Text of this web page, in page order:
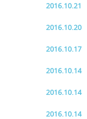
2016.10.21
2016.10.20
2016.10.17
2016.10.14
2016.10.14
2016.10.14